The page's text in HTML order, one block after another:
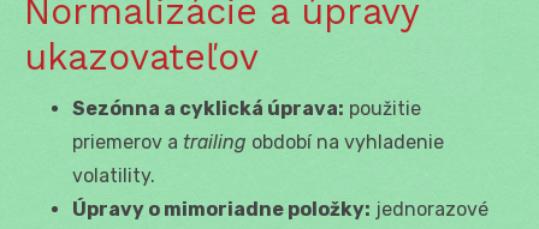
Normalizácie a úpravy
ukazovateľov
Sezónna a cyklická úprava: použitie
priemerov a trailing období na vyhladenie
volatility.
Úpravy o mimoriadne položky: jednorazové